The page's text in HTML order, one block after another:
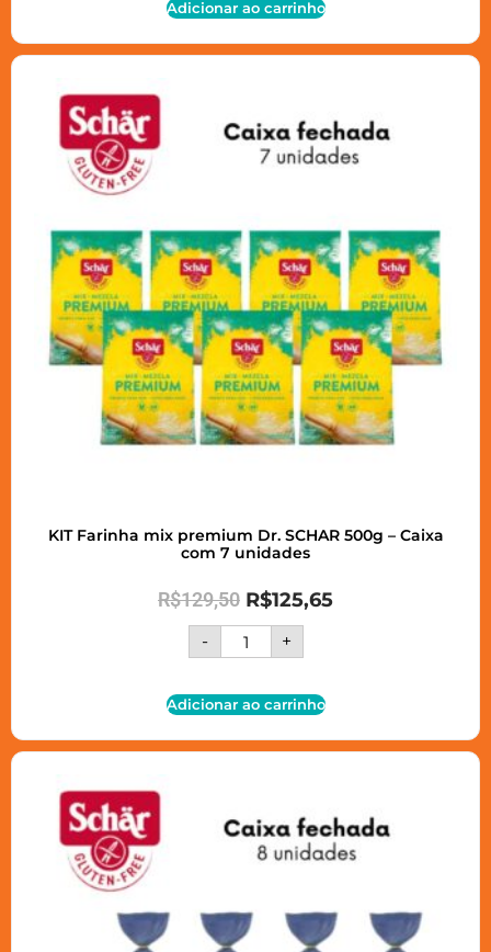
Adicionar ao carrinho
KIT Farinha mix premium Dr. SCHAR 500g – Caixa
com 7 unidades
R$129,50 R$125,65
- +
Adicionar ao carrinho